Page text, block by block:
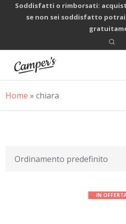
Soddisfatti o rimborsati:
se non sei soddisfatto
Home »chiara
IN